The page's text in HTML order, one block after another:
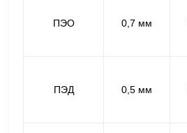
ПЭО 0,7 мм
ПЭД 0,5 мм